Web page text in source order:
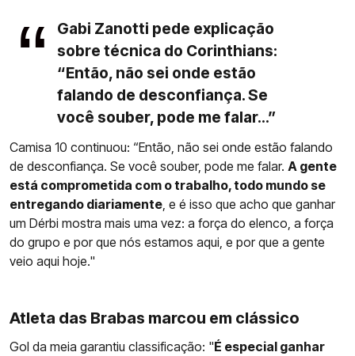
Gabi Zanotti pede explicação
sobre técnica do Corinthians:
“Então, não sei onde estão
falando de desconfiança. Se
você souber, pode me falar...”
Camisa 10 continuou: “Então, não sei onde estão falando
de desconfiança. Se você souber, pode me falar. A gente
está comprometida com o trabalho, todo mundo se
entregando diariamente, e é isso que acho que ganhar
um Dérbi mostra mais uma vez: a força do elenco, a força
do grupo e por que nós estamos aqui, e por que a gente
veio aqui hoje."
Atleta das Brabas marcou em clássico
Gol da meia garantiu classificação: "É especial ganhar